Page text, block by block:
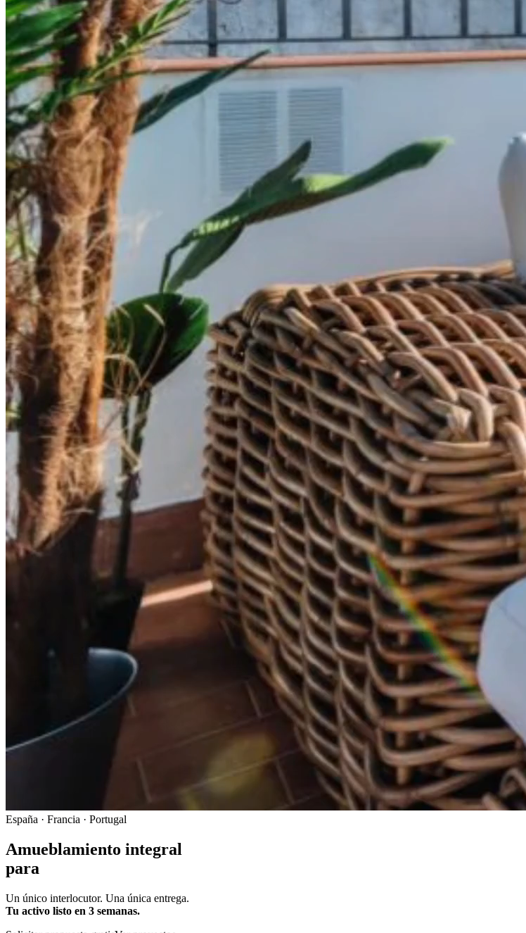
España · Francia · Portugal
Amueblamiento integral
para
Un único interlocutor. Una única entrega.
Tu activo listo en 3 semanas.